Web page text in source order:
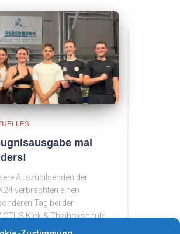
mal
Auszubildenden der
verbrachten einen
Tag bei der
Kick & Thaiboxschule.
klassischem Schulalltag